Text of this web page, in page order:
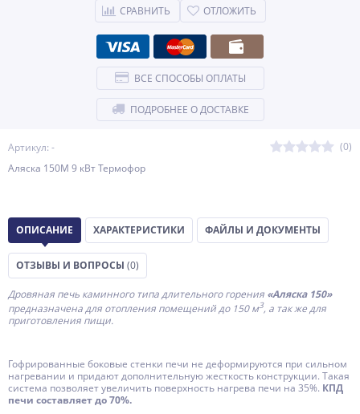
Артикул: -
(0)
Аляска 150М 9 кВт Термофор
СРАВНИТЬ
ОТЛОЖИТЬ
ВСЕ СПОСОБЫ ОПЛАТЫ
ПОДРОБНЕЕ О ДОСТАВКЕ
ОПИСАНИЕ ХАРАКТЕРИСТИКИ ФАЙЛЫ И ДОКУМЕНТЫ
ОТЗЫВЫ И ВОПРОСЫ (0)
Дровяная печь каминного типа длительного горения «Аляска 150»
предназначена для отопления помещений до 150 м3, а так же для
приготовления пищи.
Гофрированные боковые стенки печи не деформируются при сильном
нагревании и придают дополнительную жесткость конструкции. Такая
система позволяет увеличить поверхность нагрева печи на 35%. КПД
печи составляет до 70%.